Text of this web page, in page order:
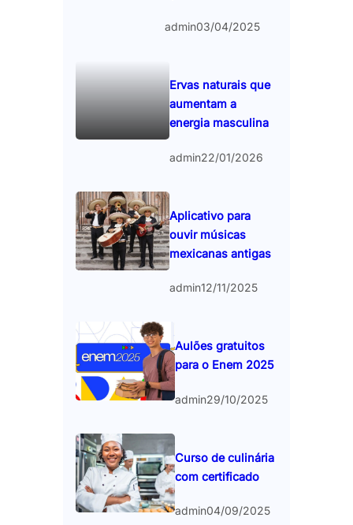
admin03/04/2025
Ervas naturais que
aumentam a
energia masculina
admin22/01/2026
Aplicativo para
ouvir músicas
mexicanas antigas
admin12/11/2025
Aulões gratuitos
para o Enem 2025
admin29/10/2025
Curso de culinária
com certificado
admin04/09/2025